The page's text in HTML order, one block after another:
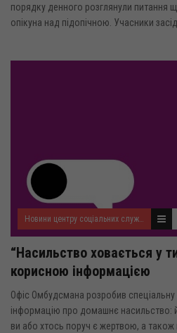
порядку денного розглянули питання
опікуна над підопічною. Учасники
Новини центру соціальних служб для сім'ї, дітей та молоді
“Насильство ховається у
корисною інформацією
Офіс Омбудсмана розробив
інформацію про домашнє насильство:
ви або хтось поруч є жертвою, а також